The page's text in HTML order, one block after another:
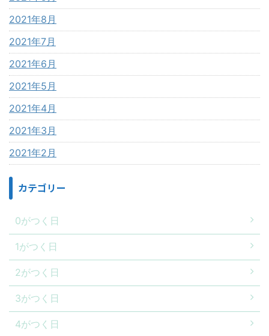
2021年8月
2021年7月
2021年6月
2021年5月
2021年4月
2021年3月
2021年2月
カテゴリー
0がつく日
1がつく日
2がつく日
3がつく日
4がつく日